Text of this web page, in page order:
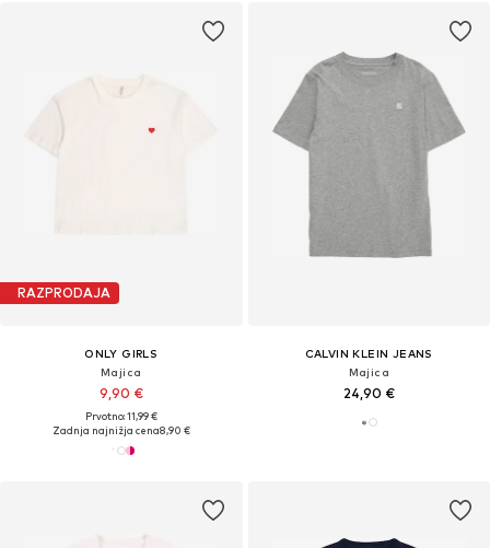
RAZPRODAJA
ONLY GIRLS
Majica
9,90 €
Prvotno: 11,99 €
Zadnja najnižja cena8,90 €
CALVIN KLEIN JEANS
Majica
24,90 €